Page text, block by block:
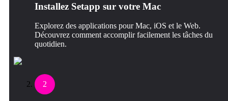
Installez Setapp sur votre Mac
Explorez des applications pour Mac, iOS et le Web.
Découvrez comment accomplir facilement les tâches du
quotidien.
2